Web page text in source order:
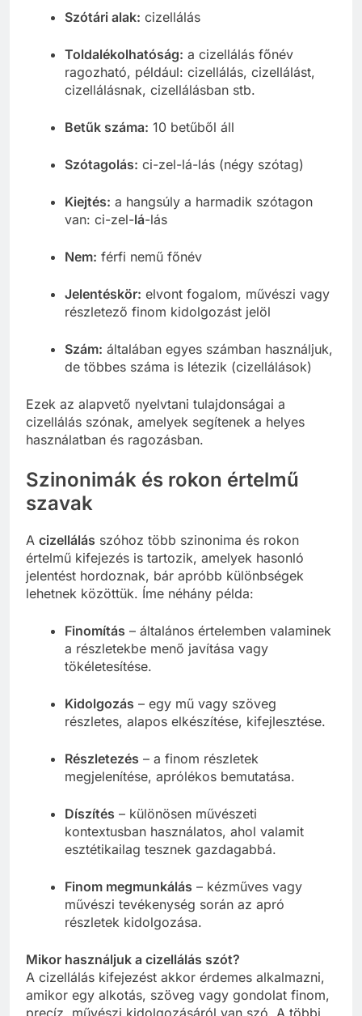
Szótári alak: cizellálás
Toldalékolhatóság: a cizellálás főnév
ragozható, például: cizellálás, cizellálást,
cizellálásnak, cizellálásban stb.
Betűk száma: 10 betűből áll
Szótagolás: ci-zel-lá-lás (négy szótag)
Kiejtés: a hangsúly a harmadik szótagon
van: ci-zel-lá-lás
Nem: férfi nemű főnév
Jelentéskör: elvont fogalom, művészi vagy
részletező finom kidolgozást jelöl
Szám: általában egyes számban használjuk,
de többes száma is létezik (cizellálások)
Ezek az alapvető nyelvtani tulajdonságai a
cizellálás szónak, amelyek segítenek a helyes
használatban és ragozásban.
Szinonimák és rokon értelmű
szavak
A cizellálás szóhoz több szinonima és rokon
értelmű kifejezés is tartozik, amelyek hasonló
jelentést hordoznak, bár apróbb különbségek
lehetnek közöttük. Íme néhány példa:
Finomítás – általános értelemben valaminek
a részletekbe menő javítása vagy
tökéletesítése.
Kidolgozás – egy mű vagy szöveg
részletes, alapos elkészítése, kifejlesztése.
Részletezés – a finom részletek
megjelenítése, aprólékos bemutatása.
Díszítés – különösen művészeti
kontextusban használatos, ahol valamit
esztétikailag tesznek gazdagabbá.
Finom megmunkálás – kézműves vagy
művészi tevékenység során az apró
részletek kidolgozása.
Mikor használjuk a cizellálás szót?
A cizellálás kifejezést akkor érdemes alkalmazni,
amikor egy alkotás, szöveg vagy gondolat finom,
precíz, művészi kidolgozásáról van szó. A többi